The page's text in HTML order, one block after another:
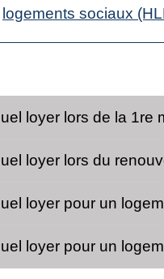
logements sociaux
loyer lors de la 1re
loyer lors du
loyer pour un
loyer pour un